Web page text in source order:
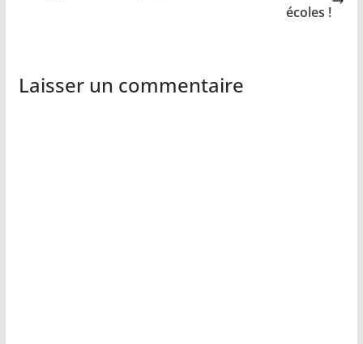
écoles !
Laisser un commentaire